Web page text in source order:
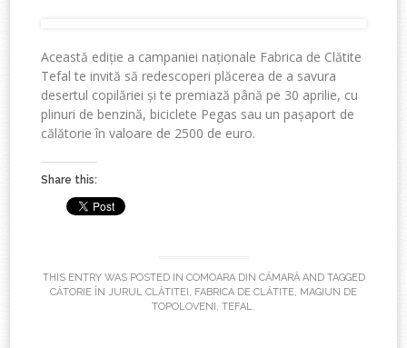
Această ediție a campaniei naționale Fabrica de Clătite
Tefal te invită să redescoperi plăcerea de a savura
desertul copilăriei și te premiază până pe 30 aprilie, cu
plinuri de benzină, biciclete Pegas sau un pașaport de
călătorie în valoare de 2500 de euro.
Share this:
THIS ENTRY WAS POSTED IN COMOARA DIN CĂMARĂAND TAGGED
CĂTORIE ÎN JURUL CLĂTITEI , FABRICA DE CLĂTITE, MAGIUN DE
TOPOLOVENI , TEFAL.